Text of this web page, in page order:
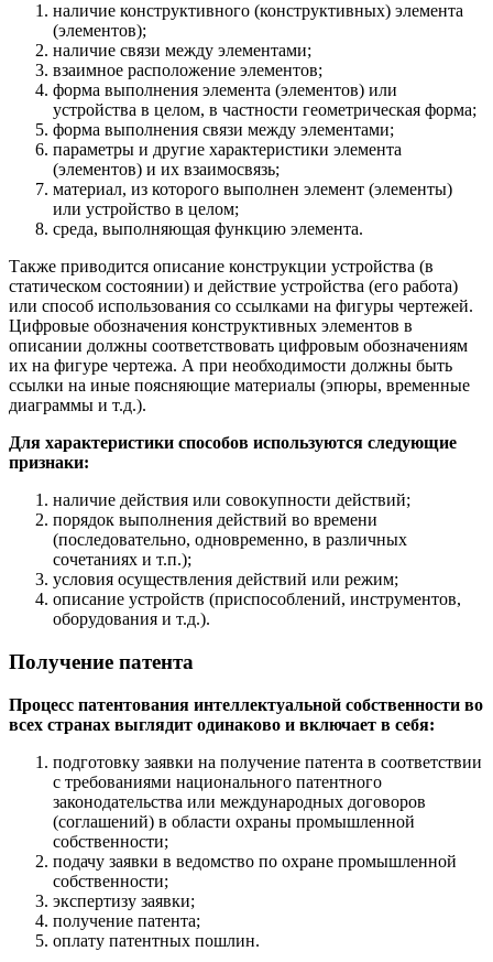
наличие конструктивного (конструктивных) элемента
(элементов);
наличие связи между элементами;
взаимное расположение элементов;
форма выполнения элемента (элементов) или
устройства в целом, в частности геометрическая форма;
форма выполнения связи между элементами;
параметры и другие характеристики элемента
(элементов) и их взаимосвязь;
материал, из которого выполнен элемент (элементы)
или устройство в целом;
среда, выполняющая функцию элемента.
Также приводится описание конструкции устройства (в
статическом состоянии) и действие устройства (его работа)
или способ использования со ссылками на фигуры чертежей.
Цифровые обозначения конструктивных элементов в
описании должны соответствовать цифровым обозначениям
их на фигуре чертежа. А при необходимости должны быть
ссылки на иные поясняющие материалы (эпюры, временные
диаграммы и т.д.).
Для характеристики способов используются следующие
признаки:
наличие действия или совокупности действий;
порядок выполнения действий во времени
(последовательно, одновременно, в различных
сочетаниях и т.п.);
условия осуществления действий или режим;
описание устройств (приспособлений, инструментов,
оборудования и т.д.).
Получение патента
Процесс патентования интеллектуальной собственности во
всех странах выглядит одинаково и включает в себя:
подготовку заявки на получение патента в соответствии
с требованиями национального патентного
законодательства или международных договоров
(соглашений) в области охраны промышленной
собственности;
подачу заявки в ведомство по охране промышленной
собственности;
экспертизу заявки;
получение патента;
оплату патентных пошлин.